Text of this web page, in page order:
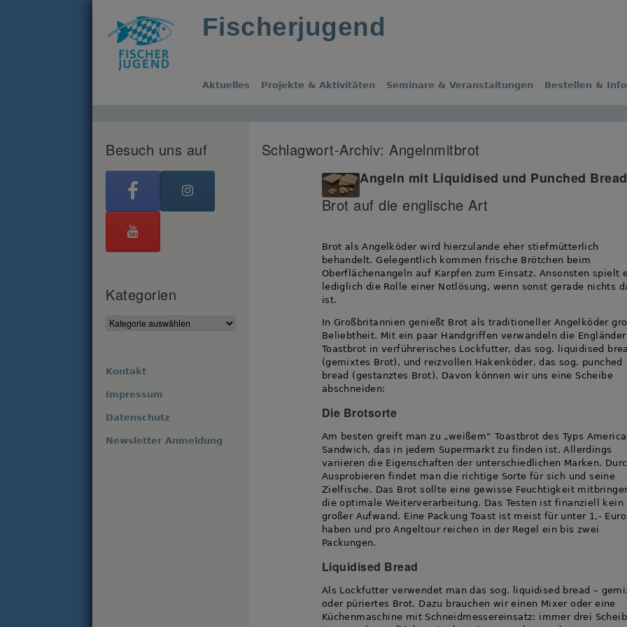
Fischerjugend
Aktuelles Projekte & Aktivitäten Seminare & Veranstaltungen Bestellen &
Schlagwort-Archiv:Angelnmitbrot
Brot auf die englische Art
Angeln mit Liquidised und Punched Bread
Brot als Angelköder wird hierzulande eher stiefmütterlich
behandelt. Gelegentlich kommen frische Brötchen beim
Oberflächenangeln auf Karpfen zum Einsatz. Ansonsten spielt
lediglich die Rolle einer Notlösung, wenn sonst gerade nichts
ist.
In Großbritannien genießt Brot als traditioneller Angelköder
Beliebtheit. Mit ein paar Handgriffen verwandeln die Engländer
Toastbrot in verführerisches Lockfutter, das sog. liquidised
(gemixtes Brot), und reizvollen Hakenköder, das sog. punched
bread (gestanztes Brot). Davon können wir uns eine Scheibe
abschneiden:
Die Brotsorte
Am besten greift man zu „weißem“ Toastbrot des Typs
Sandwich, das in jedem Supermarkt zu finden ist. Allerdings
variieren die Eigenschaften der unterschiedlichen Marken.
Ausprobieren findet man die richtige Sorte für sich und seine
Zielfische. Das Brot sollte eine gewisse Feuchtigkeit
die optimale Weiterverarbeitung. Das Testen ist finanziell kein
großer Aufwand. Eine Packung Toast ist meist für unter 1,-
haben und pro Angeltour reichen in der Regel ein bis zwei
Packungen.
Liquidised Bread
Als Lockfutter verwendet man das sog. liquidised bread –
oder püriertes Brot. Dazu brauchen wir einen Mixer oder eine
Küchenmaschine mit Schneidmessereinsatz: immer drei
Besuch uns auf
Kategorien
Kontakt
Impressum
Datenschutz
Newsletter Anmeldung